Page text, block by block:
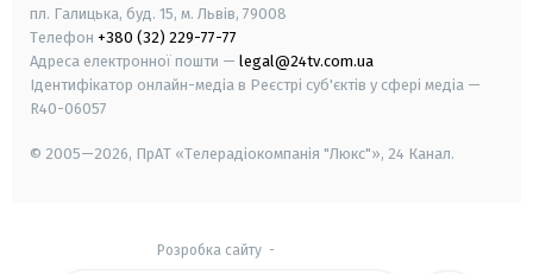
пл. Галицька, буд. 15, м. Львів, 79008
Телефон +380 (32) 229-77-77
Адреса електронної пошти — legal@24tv.com.ua
Ідентифікатор онлайн-медіа в Реєстрі суб'єктів у сфері медіа —
R40-06057
© 2005—2026, ПрАТ «Телерадіокомпанія "Люкс"», 24 Канал.
Розробка сайту-